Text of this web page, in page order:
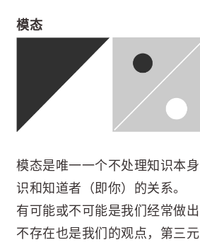
模态
模态是唯一一个不处理知识本
识和知道者（即你）的关系。
有可能或不可能是我们经常做
不存在也是我们的观点，第三